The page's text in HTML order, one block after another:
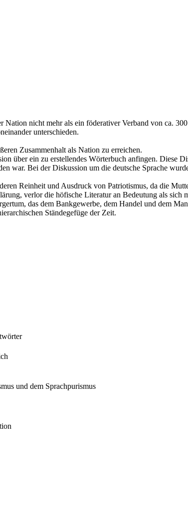
nicht mehr als ein föderativer Verband von ca.
unterschieden.
Zusammenhalt als Nation zu erreichen.
über ein zu erstellendes Wörterbuch anfingen. Diese
war. Bei der Diskussion um die deutsche Sprache
Reinheit und Ausdruck von Patriotismus, da die
verlor die höfische Literatur an Bedeutung als sich
das dem Bankgewerbe, dem Handel und dem
Ständegefüge der Zeit.
und dem Sprachpurismus